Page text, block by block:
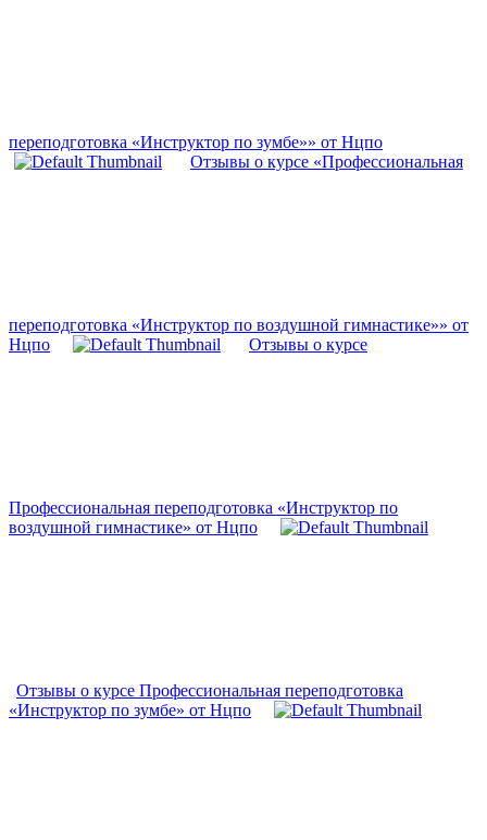
переподготовка «Инструктор по зумбе»» от Нцпо
Отзывы о курсе «Профессиональная
переподготовка «Инструктор по воздушной гимнастике»» от
Нцпо
Отзывы о курсе
Профессиональная переподготовка «Инструктор по
воздушной гимнастике» от Нцпо
Отзывы о курсе Профессиональная переподготовка
«Инструктор по зумбе» от Нцпо